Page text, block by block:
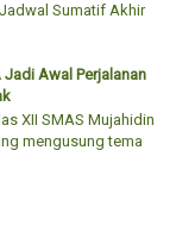
Sumatif Akhir
Jadi Awal Perjalanan
XII SMAS Mujahidin
mengusung tema